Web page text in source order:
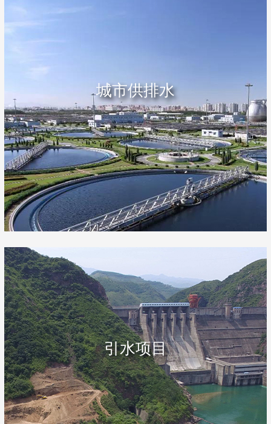
城市供排水
引水项目